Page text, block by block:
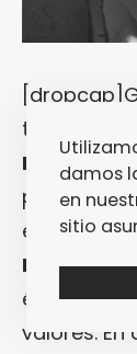
término
Fiord»
por
ensayo
Echevarría
época y
valores.
damos
en
sitio